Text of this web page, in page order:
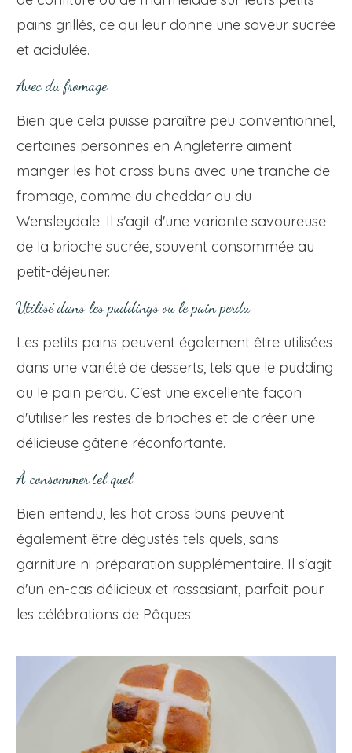
pains grillés, ce qui leur donne une saveur sucrée
et acidulée.
Avec du fromage
Bien que cela puisse paraître peu conventionnel,
certaines personnes en Angleterre aiment
manger les hot cross buns avec une tranche de
fromage, comme du cheddar ou du
Wensleydale. Il s'agit d'une variante savoureuse
de la brioche sucrée, souvent consommée au
petit-déjeuner.
Utilisé dans les puddings ou le pain perdu
Les petits pains peuvent également être utilisées
dans une variété de desserts, tels que le pudding
ou le pain perdu. C'est une excellente façon
d'utiliser les restes de brioches et de créer une
délicieuse gâterie réconfortante.
À consommer tel quel
Bien entendu, les hot cross buns peuvent
également être dégustés tels quels, sans
garniture ni préparation supplémentaire. Il s'agit
d'un en-cas délicieux et rassasiant, parfait pour
les célébrations de Pâques.